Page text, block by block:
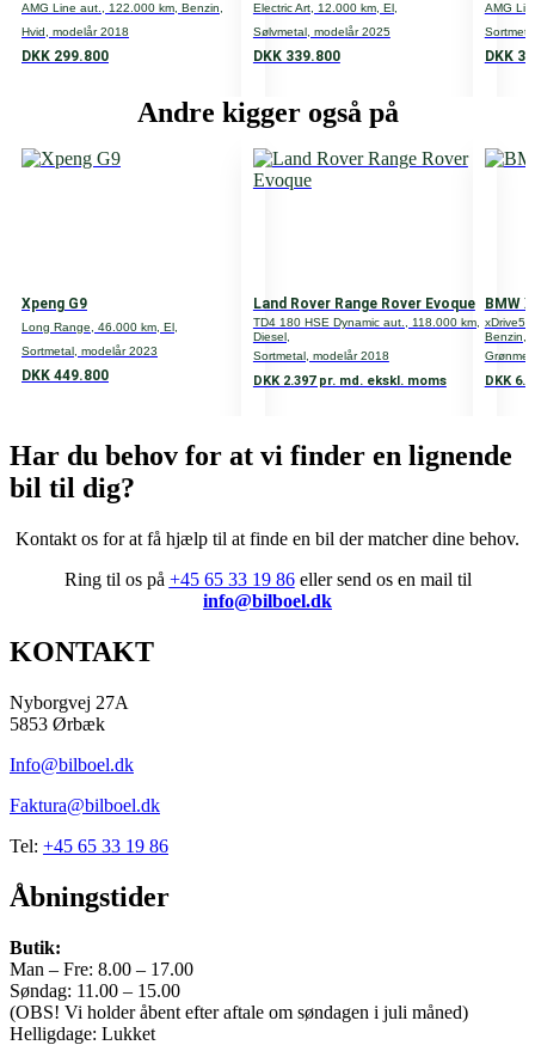
Volume
Ventiler
Transmission
Tank
0-100 km/t.
7,7
Topfart
Vægt
2110 kg
Totalvægt
2535 kg
Længde
446 cm
Bredde
183 cm
Højde
AMG Line aut., 122.000 km, Benzin,
Hvid, modelår 2018
DKK 299.800
Electric Art, 12.000 km, El,
Sølvmetal, modelår 2025
DKK 339.800
AMG
DKK
Andre kigger også på
Xpeng G9
Long Range, 46.000 km, El,
Sortmetal, modelår 2023
DKK 449.800
Land Rover Range Rover Evoque
TD4 180 HSE Dynamic aut., 118.000 km,
Diesel,
Sortmetal, modelår 2018
DKK 2.397 pr. md. ekskl. moms
BMW
Benzin,
DKK
Har du behov for at vi finder en lignende
bil til dig?
Kontakt os forat få hjælp til at finde en bil der matcher dine behov.
Ring til os på +45 65 33 19 86eller send os en mail til
info@bilboel.dk
KONTAKT
Nyborgvej 27A
5853 Ørbæk
Info@bilboel.dk
Faktura@bilboel.dk
Tel: +45 65 33 19 86
Åbningstider
Butik:
Man – Fre: 8.00 – 17.00
Søndag: 11.00 – 15.00
(OBS! Vi holder åbent efter aftale om søndagen i juli måned)
Helligdage: Lukket